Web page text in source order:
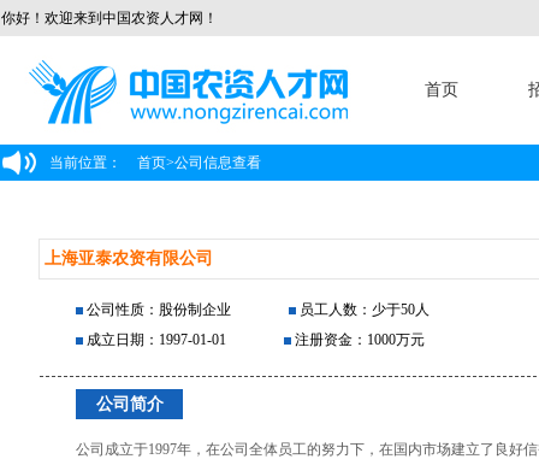
你好！欢迎来到中国农资人才网！
首页
当前位置： 首页>公司信息查看
上海亚泰农资有限公司
公司性质：股份制企业
员工人数：少于50人
成立日期：1997-01-01
注册资金：1000万元
公司简介
公司成立于1997年，在公司全体员工的努力下，在国内市场建立了良好